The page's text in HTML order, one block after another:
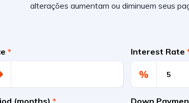
alterações aumentam ou diminuem seus
* Interest Rate
%
(months) * Down